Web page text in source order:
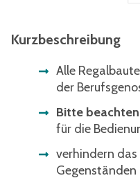
Kurzbeschreibung
Alle
der
Bitte
für die
verhindern
Gegenständen